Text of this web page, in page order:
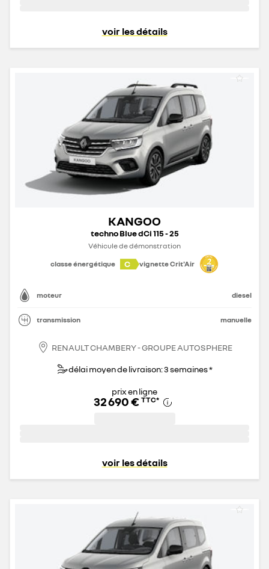
voir les détails
KANGOO
techno Blue dCi 115 - 25
Véhicule de démonstration
classe énergétique
C vignette Crit'Air
moteur diesel
transmission manuelle
RENAULT CHAMBERY - GROUPE AUTOSPHERE
délai moyen de livraison: 3 semaines *
prix en ligne
32 690 € TTC*
voir les détails